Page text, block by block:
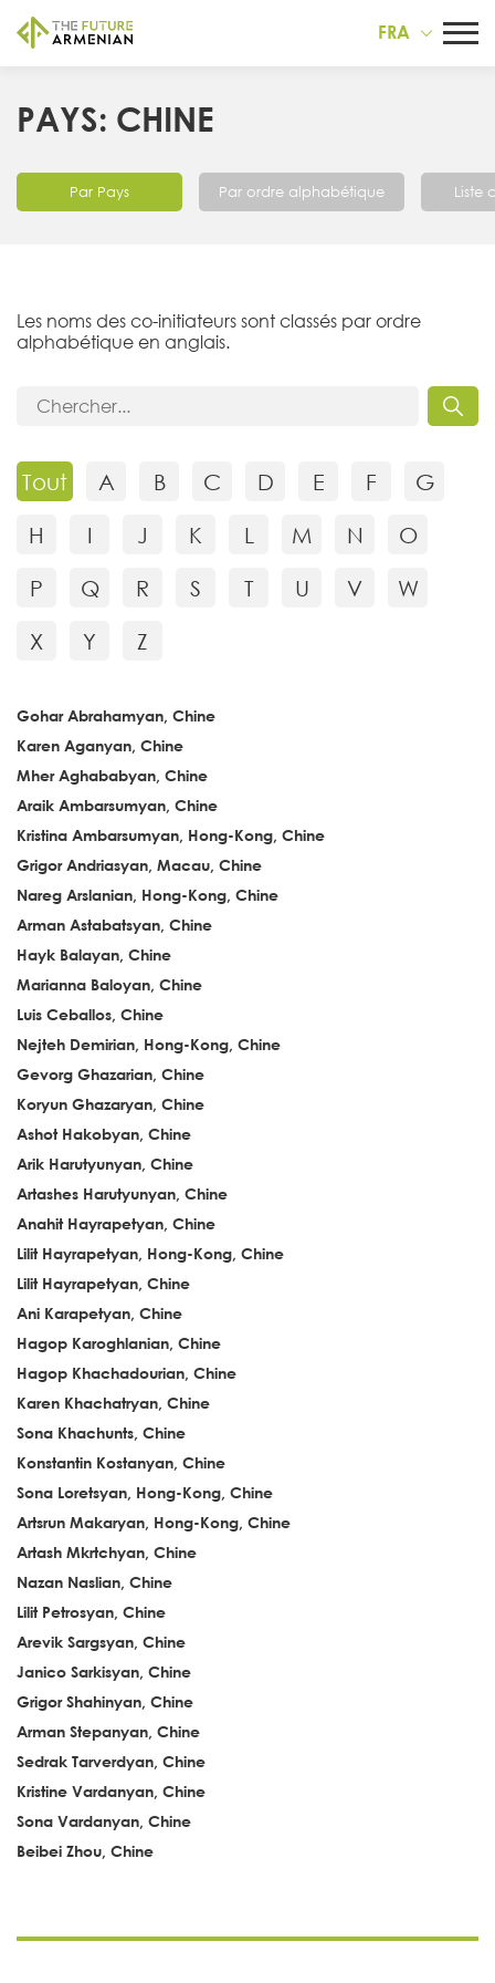
FRA
PAYS: CHINE
Par Pays Par ordre alphabétique Liste
Les noms des co-initiateurs sont classés par ordre
alphabétique en anglais.
Tout A B C D E F
G
H
I J K L M N
O
P
Q R S T U V
W
X
Y Z
Gohar Abrahamyan, Chine
Karen Aganyan, Chine
Mher Aghababyan, Chine
Araik Ambarsumyan, Chine
Kristina Ambarsumyan, Hong-Kong, Chine
Grigor Andriasyan, Macau, Chine
Nareg Arslanian, Hong-Kong, Chine
Arman Astabatsyan, Chine
Hayk Balayan, Chine
Marianna Baloyan, Chine
Luis Ceballos, Chine
Nejteh Demirian, Hong-Kong, Chine
Gevorg Ghazarian, Chine
Koryun Ghazaryan, Chine
Ashot Hakobyan, Chine
Arik Harutyunyan, Chine
Artashes Harutyunyan, Chine
Anahit Hayrapetyan, Chine
Lilit Hayrapetyan, Hong-Kong, Chine
Lilit Hayrapetyan, Chine
Ani Karapetyan, Chine
Hagop Karoghlanian, Chine
Hagop Khachadourian, Chine
Karen Khachatryan, Chine
Sona Khachunts, Chine
Konstantin Kostanyan, Chine
Sona Loretsyan, Hong-Kong, Chine
Artsrun Makaryan, Hong-Kong, Chine
Artash Mkrtchyan, Chine
Nazan Naslian, Chine
Lilit Petrosyan, Chine
Arevik Sargsyan, Chine
Janico Sarkisyan, Chine
Grigor Shahinyan, Chine
Arman Stepanyan, Chine
Sedrak Tarverdyan, Chine
Kristine Vardanyan, Chine
Sona Vardanyan, Chine
Beibei Zhou, Chine